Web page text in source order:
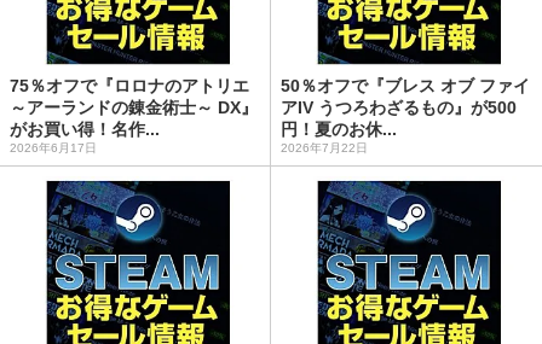
75％オフで『ロロナのアトリエ
～アーランドの錬金術士～ DX』
がお買い得！名作...
2026年6月17日
50％オフで『ブレス オブ ファイ
アIV うつろわざるもの』が500
円！夏のお休...
2026年7月22日